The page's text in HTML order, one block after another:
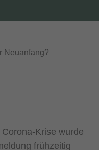
Neuanfang?
Krise wurde
frühzeitig